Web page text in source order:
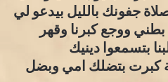
جفونك بالليل بيدعو لي
بطني ووجع كبرنا وقهر
بتسمعوا دينيك
كبرت بتضلك امي وبضل